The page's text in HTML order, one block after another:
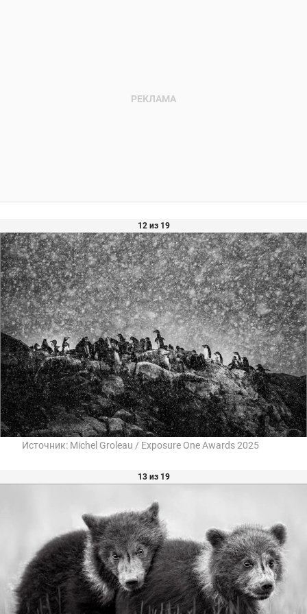
12 из 19
Источник: Michel Groleau / Exposure One Awards 2025
13 из 19